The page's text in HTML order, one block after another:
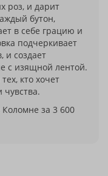
роз, и дарит
бутон,
в себе грацию и
подчеркивает
и создает
с изящной лентой.
кто хочет
Коломне за 3 600